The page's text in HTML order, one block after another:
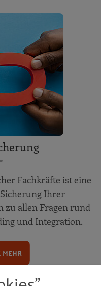
Fachkräfte ist eine
Ihrer
zu allen Fragen rund
und Integration.
MEHR